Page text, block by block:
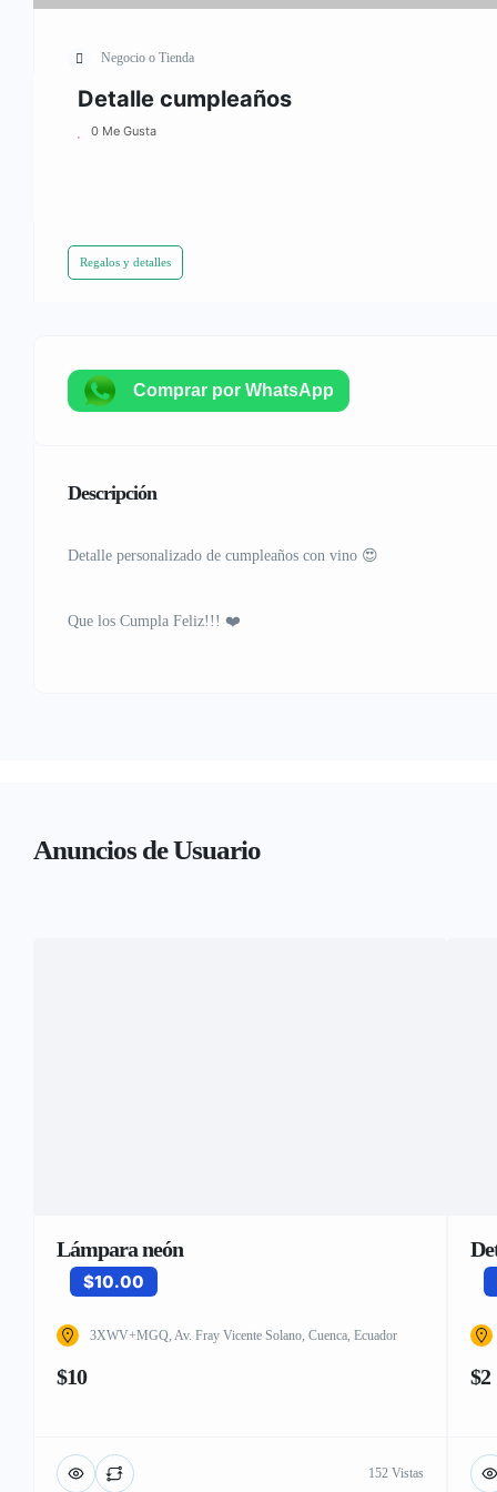
Negocio o Tienda
Detalle cumpleaños
0 Me Gusta
Regalos y detalles
Comprar por WhatsApp
Descripción
Detalle personalizado de cumpleaños con vino 😍
Que los Cumpla Feliz!!! ❤️
Anuncios de Usuario
Lámpara neón
$10.00
3XWV+MGQ, Av. Fray Vicente Solano, Cuenca, Ecuador
$10
152 Vistas
$2